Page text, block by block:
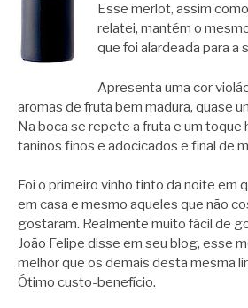
Esse merlot, assim
relatei, mantém o
que foi alardeada para a
Apresenta uma cor
aromas de fruta bem madura, quase
Na boca se repete a fruta e um toque
taninos finos e adocicados e final de
Foi o primeiro vinho tinto da noite em
em casa e mesmo aqueles que não
gostaram. Realmente muito fácil de
João Felipe disse em seu blog, esse
melhor que os demais desta mesma
Ótimo custo-benefício.